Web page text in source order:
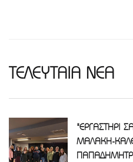
ΤΕΛΕΥΤΑΙΑ ΝΕΑ
"ΕΡΓΑΣΤΗΡΙ
ΜΑΛΑΚΗ-